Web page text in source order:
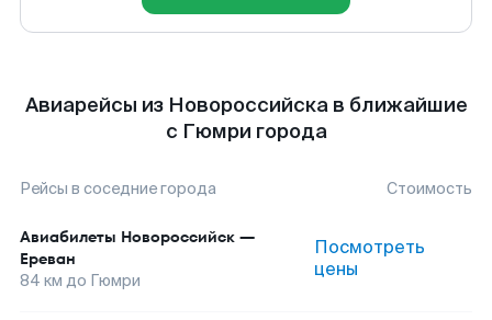
Авиарейсы из Новороссийска в ближайшие
с Гюмри города
Рейсы в соседние города Стоимость
Авиабилеты Новороссийск —
Ереван
84 км до Гюмри
Посмотреть
цены